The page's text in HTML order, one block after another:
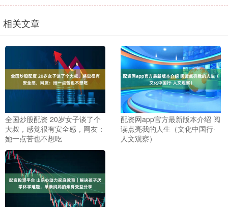
相关文章
全国炒股配资 20岁女子谈了个
大叔，感觉很有安全感，网友：
她一点苦也不想吃
配资网app官方最新版本介绍 阅
读点亮我的人生（文化中国行·
人文观察）